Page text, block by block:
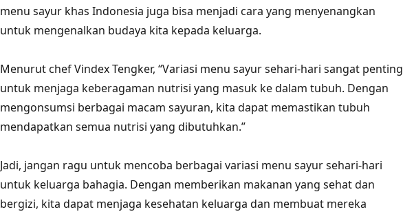
menu sayur khas Indonesia juga bisa menjadi cara yang menyenangkan
untuk mengenalkan budaya kita kepada keluarga.
Menurut chef Vindex Tengker, “Variasi menu sayur sehari-hari sangat penting
untuk menjaga keberagaman nutrisi yang masuk ke dalam tubuh. Dengan
mengonsumsi berbagai macam sayuran, kita dapat memastikan tubuh
mendapatkan semua nutrisi yang dibutuhkan.”
Jadi, jangan ragu untuk mencoba berbagai variasi menu sayur sehari-hari
untuk keluarga bahagia. Dengan memberikan makanan yang sehat dan
bergizi, kita dapat menjaga kesehatan keluarga dan membuat mereka